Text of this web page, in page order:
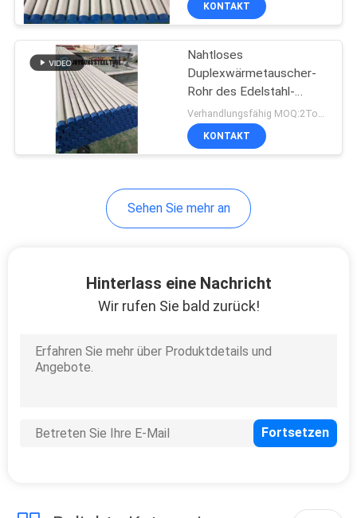
KONTAKT
Nahtloses
Duplexwärmetauscher-
Rohr des Edelstahl-
Kondensator-Rohr-
ASTM A790 S32750
Verhandlungsfähig MOQ:2Tons
KONTAKT
Sehen Sie mehr an
Hinterlass eine Nachricht
Wir rufen Sie bald zurück!